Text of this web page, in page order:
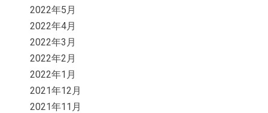
2022年5月
2022年4月
2022年3月
2022年2月
2022年1月
2021年12月
2021年11月